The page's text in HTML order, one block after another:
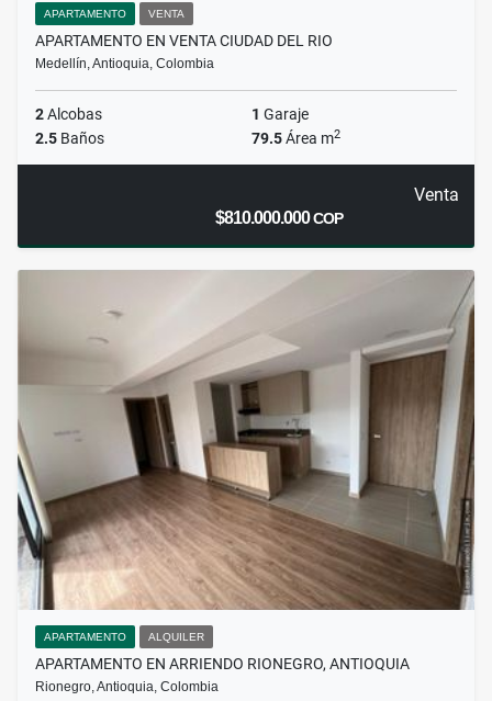
APARTAMENTO VENTA
APARTAMENTO EN VENTA CIUDAD DEL RIO
Medellín, Antioquia, Colombia
2Alcobas 1 Garaje
2.5 Baños 79.5Área m2
Venta
$810.000.000COP
APARTAMENTO ALQUILER
APARTAMENTO EN ARRIENDO RIONEGRO, ANTIOQUIA
Rionegro, Antioquia, Colombia